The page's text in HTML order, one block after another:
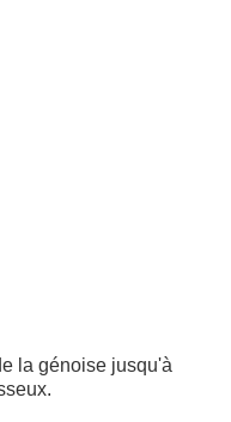
la génoise jusqu'à